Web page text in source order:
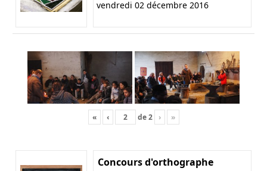
vendredi 02 décembre 2016
« ‹ de2 › »
Concours d'orthographe